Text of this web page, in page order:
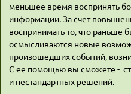
меньшее время воспринять
информации. За счет
воспринимать то, что раньше
осмысливаются новые
произошедших событий,
С ее помощью вы сможете -
и нестандартных решений.